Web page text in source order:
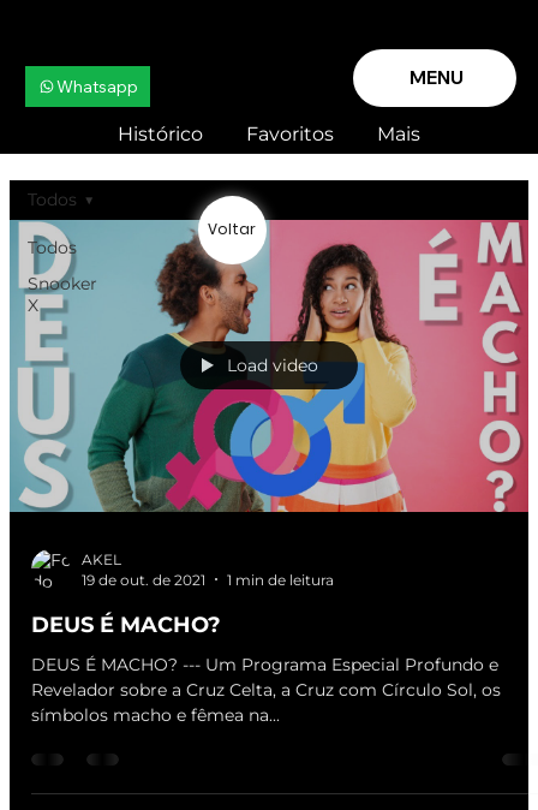
MENU
Whatsapp
Histórico Favoritos Mais
Todos
Snooker
X
Todos
Load video
AKEL
19 de out. de 2021
1 min de leitura
DEUS É MACHO?
DEUS É MACHO? --- Um Programa Especial Profundo e
Revelador sobre a Cruz Celta, a Cruz com Círculo Sol, os
símbolos macho e fêmea na...
Voltar